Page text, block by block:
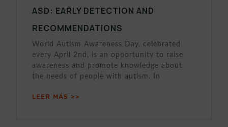
ASD: EARLY DETECTION AND
RECOMMENDATIONS
World Autism Awareness Day, celebrated
every April 2nd, is an opportunity to raise
awareness and promote knowledge about
the needs of people with autism. In
LEER MÁS >>